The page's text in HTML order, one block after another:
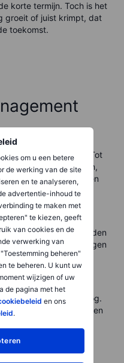
om u een betere
de werking van de site
en te analyseren,
advertentie-inhoud te
te maken met
te kiezen, geeft
van cookies en de
verwerking van
beheren"
te beheren. U kunt uw
wijzigen of uw
de pagina met het
en ons
.
korte termijn. Toch is het
groeit of juist krimpt, dat
toekomst.
zelf, is wat het
de komende periode. Tot
over de lange termijn,
toepassingen en
machines.
positief nu het
De lange levertijden
het type machine) zorgen
2026 zal blijken of
nog steeds relatief hoog.
bestellingen
in 2026 kunnen